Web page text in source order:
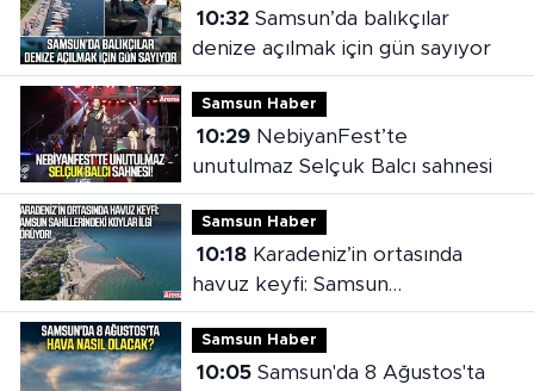
10:32Samsun’da balıkçılar
denize açılmak için gün sayıyor
Samsun Haber
10:29NebiyanFest’te
unutulmaz Selçuk Balcı sahnesi
Samsun Haber
10:18Karadeniz’in ortasında
havuz keyfi: Samsun
sahillerindeki koylar ilgi görüyor
Samsun Haber
10:05Samsun'da 8 Ağustos'ta